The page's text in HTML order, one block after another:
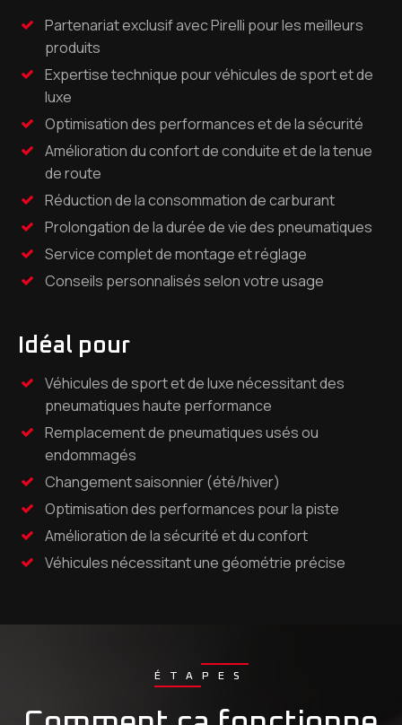
Partenariat exclusif avec Pirelli pour les meilleurs
produits
Expertise technique pour véhicules de sport et de
luxe
Optimisation des performances et de la sécurité
Amélioration du confort de conduite et de la tenue
de route
Réduction de la consommation de carburant
Prolongation de la durée de vie des pneumatiques
Service complet de montage et réglage
Conseils personnalisés selon votre usage
Idéal pour
Véhicules de sport et de luxe nécessitant des
pneumatiques haute performance
Remplacement de pneumatiques usés ou
endommagés
Changement saisonnier (été/hiver)
Optimisation des performances pour la piste
Amélioration de la sécurité et du confort
Véhicules nécessitant une géométrie précise
ÉTAPES